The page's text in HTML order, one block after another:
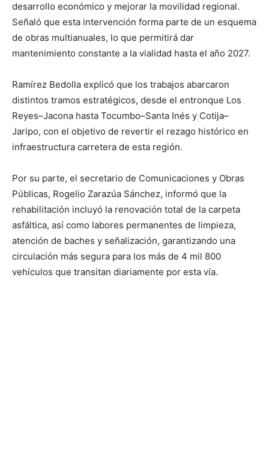
desarrollo económico y mejorar la movilidad regional.
Señaló que esta intervención forma parte de un esquema
de obras multianuales, lo que permitirá dar
mantenimiento constante a la vialidad hasta el año 2027.
Ramírez Bedolla explicó que los trabajos abarcaron
distintos tramos estratégicos, desde el entronque Los
Reyes–Jacona hasta Tocumbo–Santa Inés y Cotija–
Jaripo, con el objetivo de revertir el rezago histórico en
infraestructura carretera de esta región.
Por su parte, el secretario de Comunicaciones y Obras
Públicas, Rogelio Zarazúa Sánchez, informó que la
rehabilitación incluyó la renovación total de la carpeta
asfáltica, así como labores permanentes de limpieza,
atención de baches y señalización, garantizando una
circulación más segura para los más de 4 mil 800
vehículos que transitan diariamente por esta vía.